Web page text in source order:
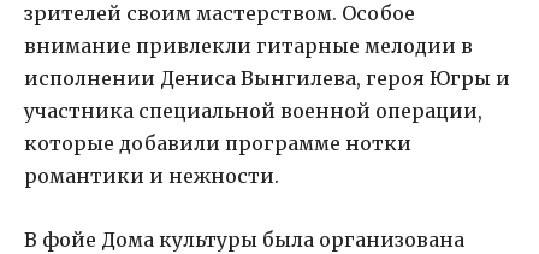
зрителей своим мастерством. Особое
внимание привлекли гитарные мелодии в
исполнении Дениса Вынгилева, героя Югры и
участника специальной военной операции,
которые добавили программе нотки
романтики и нежности.
В фойе Дома культуры была организована